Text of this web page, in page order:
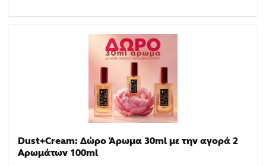
Dust+Cream: Δώρο Άρωμα 30ml με την αγορά 2
Αρωμάτων 100ml